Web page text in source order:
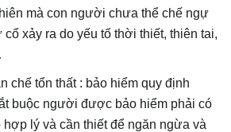
mà con người chưa thể chế ngự
xảy ra do yếu tố thời thiết, thiên tai,
chế tổn thất : bảo hiểm quy định
buộc người được bảo hiểm phải có
lý và cần thiết để ngăn ngừa và